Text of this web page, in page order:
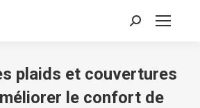
Recherche
plaids et couvertures
le confort de